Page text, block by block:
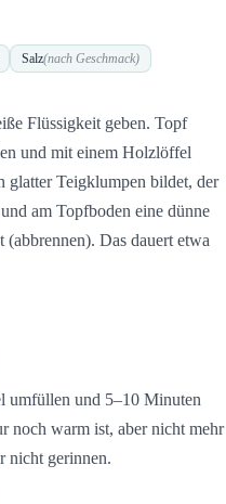
Salz(nach Geschmack)
Flüssigkeit geben. Topf
und mit einem Holzlöffel
glatter Teigklumpen bildet, der
am Topfboden eine dünne
Das dauert etwa
umfüllen und 5–10 Minuten
noch warm ist, aber nicht mehr
nicht gerinnen.